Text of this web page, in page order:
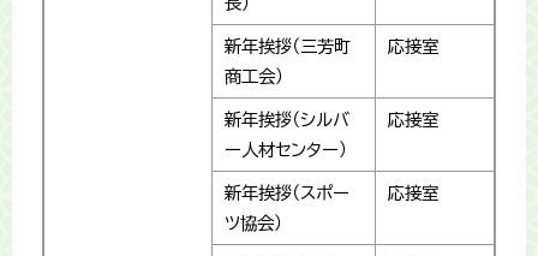
新年挨拶（三芳町
商工会）
応接室
新年挨拶（シルバ
ー人材センター）
応接室
新年挨拶（スポー
ツ協会）
応接室